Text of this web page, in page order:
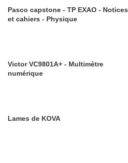
Pasco capstone - TP EXAO - Notices
et cahiers - Physique
Victor VC9801A+ - Multimètre
numérique
Lames de KOVA